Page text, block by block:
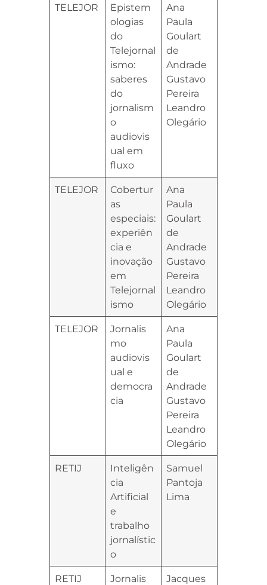
TELEJOR
Epistem
ologias
do
Telejornal
ismo:
saberes
do
jornalism
o
audiovis
ual em
fluxo
Ana
Paula
Goulart
de
Andrade
Gustavo
Pereira
Leandro
Olegário
TELEJOR
Cobertur
as
especiais:
experiên
cia e
inovação
em
Telejornal
ismo
Ana
Paula
Goulart
de
Andrade
Gustavo
Pereira
Leandro
Olegário
TELEJOR
Jornalis
mo
audiovis
ual e
democra
cia
Ana
Paula
Goulart
de
Andrade
Gustavo
Pereira
Leandro
Olegário
RETIJ
Inteligên
cia
Artificial
e
trabalho
jornalístic
o
Samuel
Pantoja
Lima
RETIJ Jornalis Jacques